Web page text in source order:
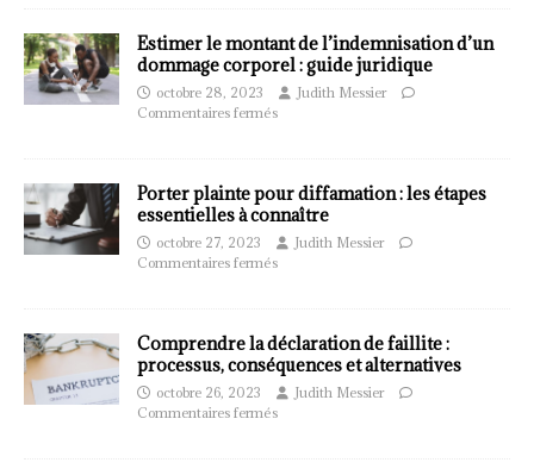
Estimer le montant de l’indemnisation d’un
dommage corporel : guide juridique
octobre 28, 2023
Judith Messier
Commentaires fermés
Porter plainte pour diffamation : les étapes
essentielles à connaître
octobre 27, 2023
Judith Messier
Commentaires fermés
Comprendre la déclaration de faillite :
processus, conséquences et alternatives
octobre 26, 2023
Judith Messier
Commentaires fermés